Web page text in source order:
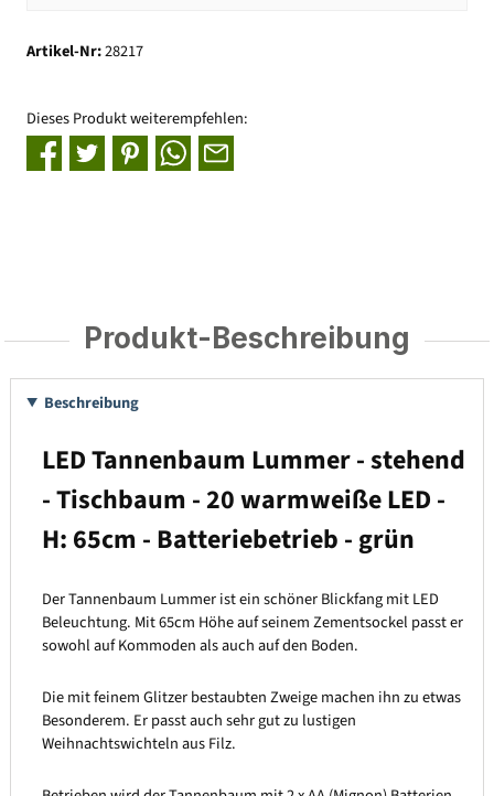
Artikel-Nr:28217
Dieses Produkt weiterempfehlen:
Produkt-Beschreibung
Beschreibung
LED Tannenbaum Lummer - stehend
- Tischbaum - 20 warmweiße LED -
H: 65cm - Batteriebetrieb - grün
Der Tannenbaum Lummer ist ein schöner Blickfang mit LED
Beleuchtung. Mit 65cm Höhe auf seinem Zementsockel passt er
sowohl auf Kommoden als auch auf den Boden.
Die mit feinem Glitzer bestaubten Zweige machen ihn zu etwas
Besonderem. Er passt auch sehr gut zu lustigen
Weihnachtswichteln aus Filz.